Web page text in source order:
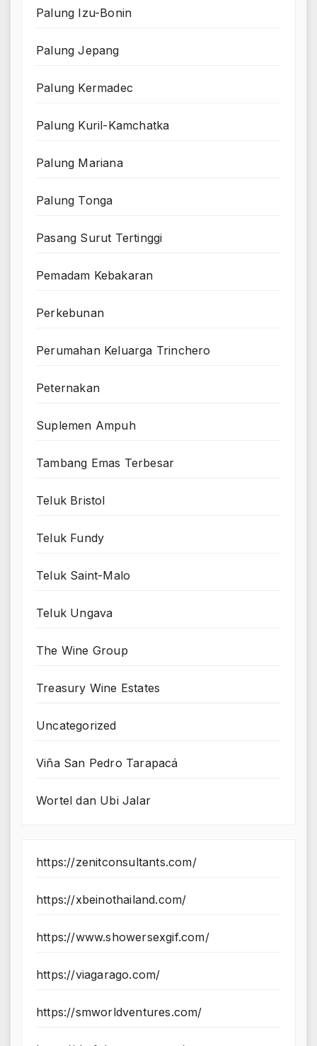
Palung Izu-Bonin
Palung Jepang
Palung Kermadec
Palung Kuril-Kamchatka
Palung Mariana
Palung Tonga
Pasang Surut Tertinggi
Pemadam Kebakaran
Perkebunan
Perumahan Keluarga Trinchero
Peternakan
Suplemen Ampuh
Tambang Emas Terbesar
Teluk Bristol
Teluk Fundy
Teluk Saint-Malo
Teluk Ungava
The Wine Group
Treasury Wine Estates
Uncategorized
Viña San Pedro Tarapacá
Wortel dan Ubi Jalar
https://zenitconsultants.com/
https://xbeinothailand.com/
https://www.showersexgif.com/
https://viagarago.com/
https://smworldventures.com/